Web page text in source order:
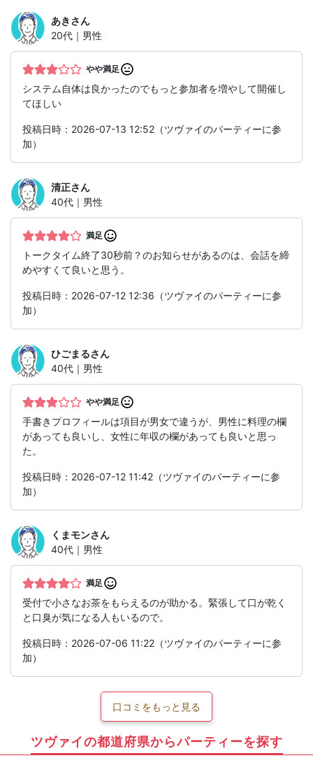
あきさん
20代｜男性
やや満足
システム自体は良かったのでもっと参加者を増やして開催し
てほしい
投稿日時：2026-07-13 12:52（ツヴァイのパーティーに参
加）
清正さん
40代｜男性
満足
トークタイム終了30秒前？のお知らせがあるのは、会話を締
めやすくて良いと思う。
投稿日時：2026-07-12 12:36（ツヴァイのパーティーに参
加）
ひごまるさん
40代｜男性
やや満足
手書きプロフィールは項目が男女で違うが、男性に料理の欄
があっても良いし、女性に年収の欄があっても良いと思っ
た。
投稿日時：2026-07-12 11:42（ツヴァイのパーティーに参
加）
くまモンさん
40代｜男性
満足
受付で小さなお茶をもらえるのが助かる。緊張して口が乾く
と口臭が気になる人もいるので。
投稿日時：2026-07-06 11:22（ツヴァイのパーティーに参
加）
口コミをもっと見る
ツヴァイの都道府県からパーティーを探す